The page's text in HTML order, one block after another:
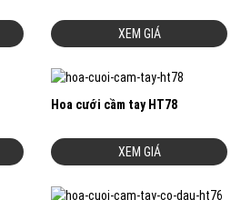
XEM GIÁ
Hoa cưới cầm tay HT78
XEM GIÁ